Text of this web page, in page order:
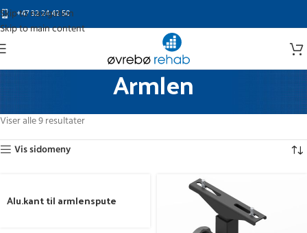
Skip to navigation
Skip to main content
+47 32 24 42 50
Armlen
Viser alle 9 resultater
Vis sidomeny
Alu.kant til armlenspute